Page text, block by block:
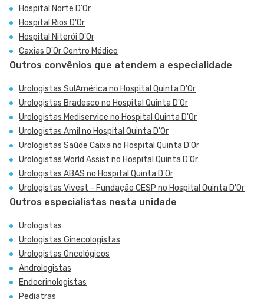
Hospital Norte D'Or
Hospital Rios D'Or
Hospital Niterói D'Or
Caxias D'Or Centro Médico
Outros convênios que atendem a especialidade
Urologistas SulAmérica no Hospital Quinta D'Or
Urologistas Bradesco no Hospital Quinta D'Or
Urologistas Mediservice no Hospital Quinta D'Or
Urologistas Amil no Hospital Quinta D'Or
Urologistas Saúde Caixa no Hospital Quinta D'Or
Urologistas World Assist no Hospital Quinta D'Or
Urologistas ABAS no Hospital Quinta D'Or
Urologistas Vivest - Fundação CESP no Hospital Quinta D'Or
Outros especialistas nesta unidade
Urologistas
Urologistas Ginecologistas
Urologistas Oncológicos
Andrologistas
Endocrinologistas
Pediatras